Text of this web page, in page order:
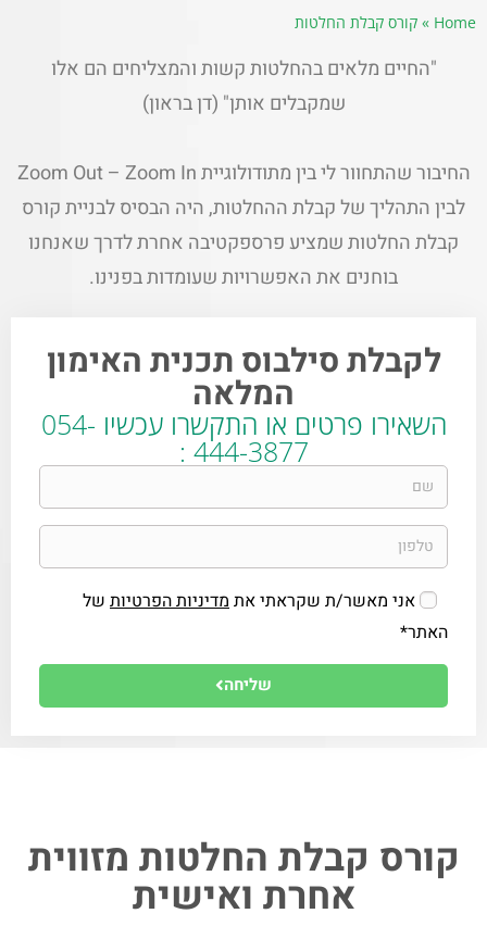
Home
» קורס קבלת החלטות
"החיים מלאים בהחלטות קשות והמצליחים הם אלו
שמקבלים אותן" (דן בראון)
החיבור שהתחוור לי בין מתודולוגיית Zoom Out – Zoom In
לבין התהליך של קבלת ההחלטות, היה הבסיס לבניית קורס
קבלת החלטות שמציע פרספקטיבה אחרת לדרך שאנחנו
בוחנים את האפשרויות שעומדות בפנינו.
לקבלת סילבוס תכנית האימון
המלאה
השאירו פרטים או התקשרו עכשיו 054-
444-3877 :
אני מאשר/ת שקראתי את מדיניות הפרטיות של
האתר*
שליחה
קורס קבלת החלטות מזווית
אחרת ואישית